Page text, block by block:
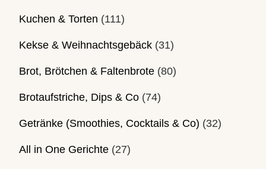
Kuchen & Torten (111)
Kekse & Weihnachtsgebäck (31)
Brot, Brötchen & Faltenbrote (80)
Brotaufstriche, Dips & Co (74)
Getränke (Smoothies, Cocktails & Co) (32)
All in One Gerichte (27)